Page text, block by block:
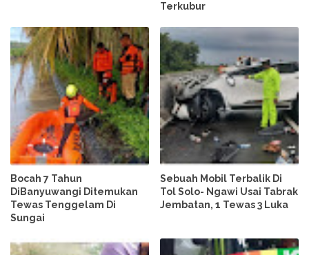
Terkubur
Bocah 7 Tahun
DiBanyuwangi Ditemukan
Tewas Tenggelam Di
Sungai
Sebuah Mobil Terbalik Di
Tol Solo- Ngawi Usai Tabrak
Jembatan, 1 Tewas 3 Luka